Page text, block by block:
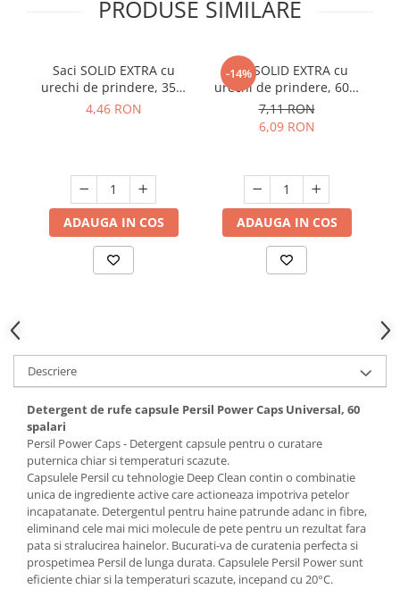
Suporturi si servetele
Taietoare manuale
Tirbusoane si dopuri
Tocatoare de bucatarie
Ustensile ornare prajituri
Vaze si boluri decorative
Suporturi si accesorii de baie
PRODUSE SIMILARE
Saci SOLID EXTRA cu
urechi de prindere, 35L,
negru, 15 buc./rola
4,46 RON
ADAUGA IN COS
-14%
Saci SOLID EXTRA cu
urechi de prindere, 60L,
negru, 10 buc./rola
7,11 RON
6,09 RON
ADAUGA IN COS
Descriere
Detergent de rufe capsule Persil Power Caps Universal, 60
spalari
Persil Power Caps - Detergent capsule pentru o curatare
puternica chiar si temperaturi scazute.
Capsulele Persil cu tehnologie Deep Clean contin o combinatie
unica de ingrediente active care actioneaza impotriva petelor
incapatanate. Detergentul pentru haine patrunde adanc in fibre,
eliminand cele mai mici molecule de pete pentru un rezultat fara
pata si stralucirea hainelor. Bucurati-va de curatenia perfecta si
prospetimea Persil de lunga durata. Capsulele Persil Power sunt
eficiente chiar si la temperaturi scazute, incepand cu 20°C.